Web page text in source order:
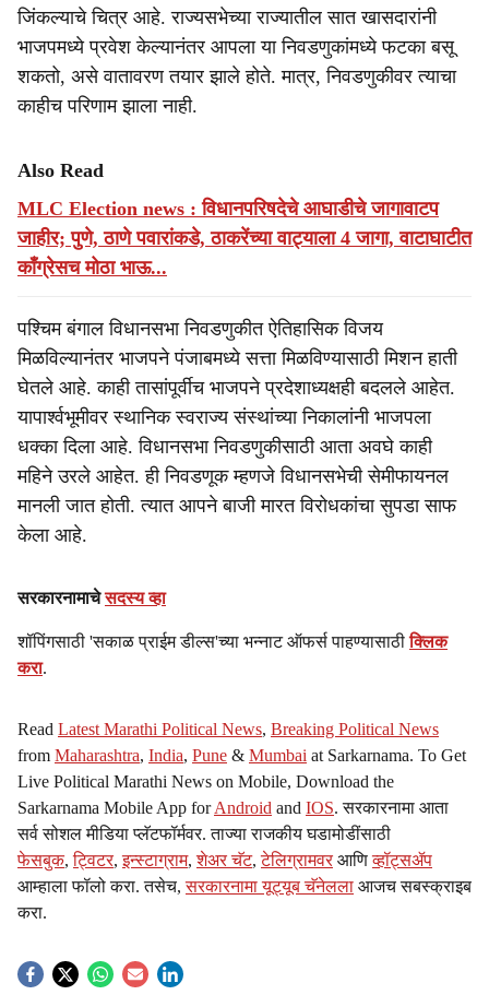
जिंकल्याचे चित्र आहे. राज्यसभेच्या राज्यातील सात खासदारांनी
भाजपमध्ये प्रवेश केल्यानंतर आपला या निवडणुकांमध्ये फटका बसू
शकतो, असे वातावरण तयार झाले होते. मात्र, निवडणुकीवर त्याचा
काहीच परिणाम झाला नाही.
Also Read
MLC Election news : विधानपरिषदेचे आघाडीचे जागावाटप
जाहीर; पुणे, ठाणे पवारांकडे, ठाकरेंच्या वाट्याला 4 जागा, वाटाघाटीत
काँग्रेसच मोठा भाऊ...
पश्चिम बंगाल विधानसभा निवडणुकीत ऐतिहासिक विजय
मिळविल्यानंतर भाजपने पंजाबमध्ये सत्ता मिळविण्यासाठी मिशन हाती
घेतले आहे. काही तासांपूर्वीच भाजपने प्रदेशाध्यक्षही बदलले आहेत.
यापार्श्वभूमीवर स्थानिक स्वराज्य संस्थांच्या निकालांनी भाजपला
धक्का दिला आहे. विधानसभा निवडणुकीसाठी आता अवघे काही
महिने उरले आहेत. ही निवडणूक म्हणजे विधानसभेची सेमीफायनल
मानली जात होती. त्यात आपने बाजी मारत विरोधकांचा सुपडा साफ
केला आहे.
सरकारनामाचेसदस्य व्हा
शॉपिंगसाठी 'सकाळ प्राईम डील्स'च्या भन्नाट ऑफर्स पाहण्यासाठीक्लिक
करा.
Read Latest Marathi Political News, Breaking Political News
from Maharashtra, India, Pune & Mumbai at Sarkarnama. To Get
Live Political Marathi News on Mobile, Download the
Sarkarnama Mobile App forAndroid and IOS. सरकारनामा आता
सर्व सोशल मीडिया प्लॅटफॉर्मवर. ताज्या राजकीय घडामोडींसाठी
फेसबुक,ट्विटर,इन्स्टाग्राम,शेअर चॅट,टेलिग्रामवर आणिव्हॉट्सॲप
आम्हाला फॉलो करा. तसेच,सरकारनामा यूट्यूब चॅनेलला आजच सबस्क्राइब
करा.